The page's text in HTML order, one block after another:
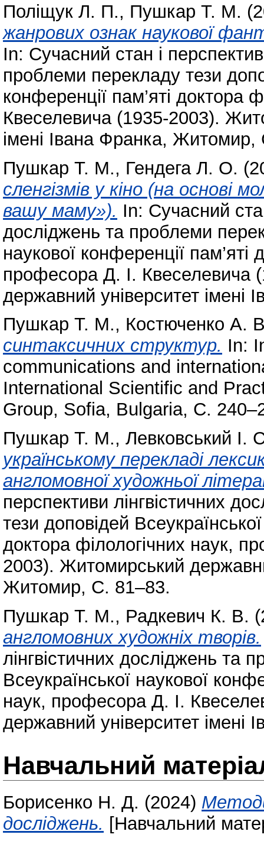
Поліщук Л. П., Пушкар Т. М.
жанрових ознак наукової
In: Сучасний стан і
проблеми перекладу тези
конференції пам’яті доктора
Квеселевича (1935-2003).
імені Івана Франка,
Пушкар Т. М., Гендега Л. О.
сленгізмів у кіно (на основі
вашу маму»). In: Сучасний
досліджень та проблеми
наукової конференції пам’яті
професора Д. І. Квеселевича
державний університет
Пушкар Т. М., Костюченко А.
синтаксичних структур. In:
communications and
International Scientific and
Group, Sofia, Bulgaria, С.
Пушкар Т. М., Левковський І.
українському перекладі
англомовної художньої
перспективи лінгвістичних
тези доповідей
доктора філологічних наук,
2003). Житомирський
Житомир, С. 81–83.
Пушкар Т. М., Радкевич К. В.
англомовних художніх творів.
лінгвістичних досліджень та
Всеукраїнської наукової
наук, професора Д. І.
державний університет
Навчальний
Борисенко Н. Д. (2024)
досліджень. [Навчальний